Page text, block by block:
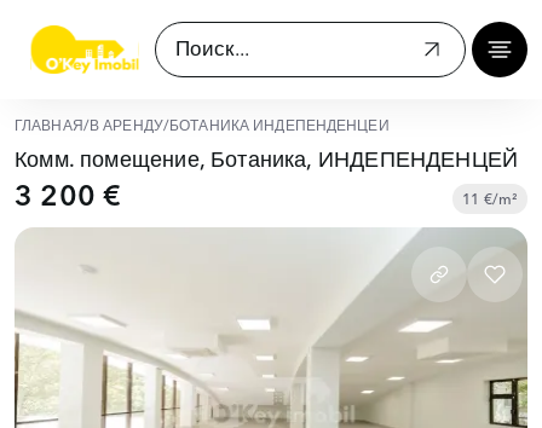
ГЛАВНАЯ/ В АРЕНДУ/ БОТАНИКА ИНДЕПЕНДЕНЦЕЙ
Комм. помещение, Ботаника, ИНДЕПЕНДЕНЦЕЙ
3 200 € 11 €/m²